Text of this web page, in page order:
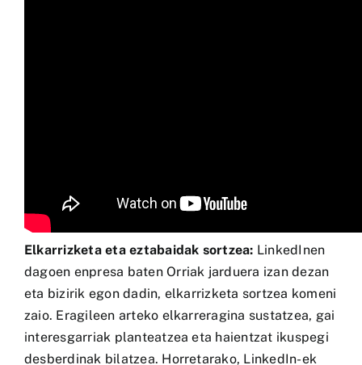
Elkarrizketa eta eztabaidak sortzea: LinkedInen
dagoen enpresa baten Orriak jarduera izan dezan
eta bizirik egon dadin, elkarrizketa sortzea komeni
zaio. Eragileen arteko elkarreragina sustatzea, gai
interesgarriak planteatzea eta haientzat ikuspegi
desberdinak bilatzea. Horretarako, LinkedIn-ek